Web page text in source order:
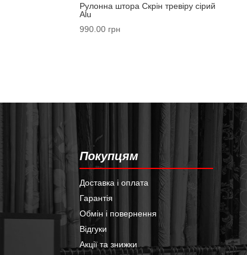
Рулонна штора Скрін тревіру сірий
Alu
990.00 грн
Покупцям
Доставка і оплата
Гарантія
Обмін і повернення
Відгуки
Акції та знижки